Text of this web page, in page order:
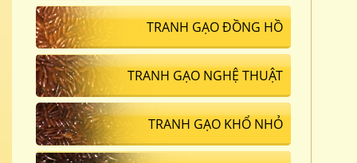
TRANH GẠO ĐỒNG HỒ
TRANH GẠO NGHỆ THUẬT
TRANH GẠO KHỔ NHỎ